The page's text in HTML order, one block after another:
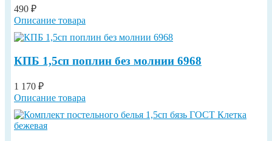
490 ₽
Описание товара
КПБ 1,5сп поплин без молнии 6968
1 170 ₽
Описание товара